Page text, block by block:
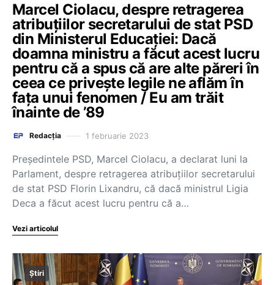
Marcel Ciolacu, despre retragerea
atribuțiilor secretarului de stat PSD
din Ministerul Educației: Dacă
doamna ministru a făcut acest lucru
pentru că a spus că are alte păreri în
ceea ce priveşte legile ne aflăm în
faţa unui fenomen / Eu am trăit
înainte de ’89
Redacția 1 februarie 2023
Preşedintele PSD, Marcel Ciolacu, a declarat luni la
Parlament, despre retragerea atribuţiilor secretarului
de stat PSD Florin Lixandru, că dacă ministrul Ligia
Deca a făcut acest lucru pentru că a…
Vezi articolul
Știri